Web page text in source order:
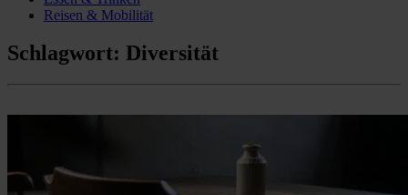
Reisen & Mobilität
Schlagwort: Diversität